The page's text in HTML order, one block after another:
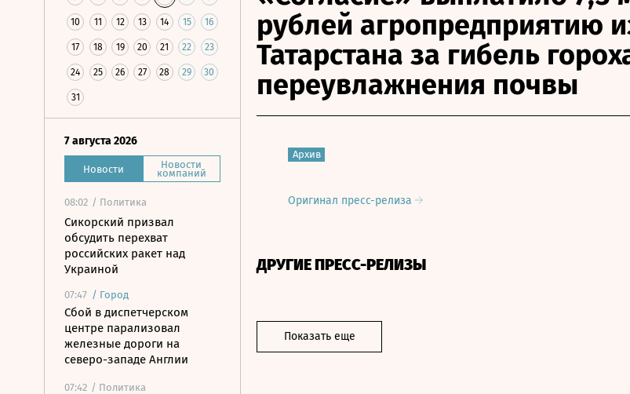
10 11 12 13 14 15 16
17 18 19 20 21 22 23
24 25 26 27 28 29 30
31
7 августа 2026
Новости Новости
компаний
08:02 / Политика
Сикорский призвал
обсудить перехват
российских ракет над
Украиной
07:47 / Город
Сбой в диспетчерском
центре парализовал
железные дороги на
северо-западе Англии
07:42 / Политика
рублей агропредприятию
Татарстана за гибель
переувлажнения почвы
Архив
Оригинал пресс-релиза
ДРУГИЕ ПРЕСС-РЕЛИЗЫ
Показать еще